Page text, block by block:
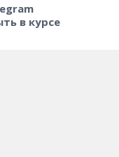
в курсе